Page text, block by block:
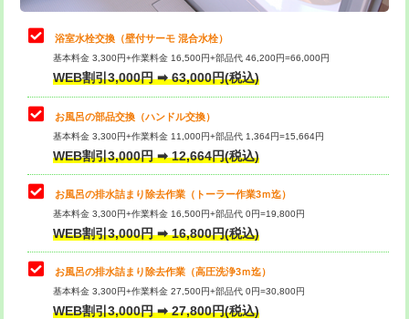
止水・漏水調査・防水処理・清掃・修
理・調整・分解・加工など（中作業）
22,000円
止水・漏水調査・防水処理・清掃・修
理・調整・分解・加工など（重作業）
33,000円
トイレタンク脱着
トイレ便器脱着
タンクレストイレ脱着 33,000円
小便器トイレ脱着
その他部品の脱着 8,800円～
交換・取付（タンク）
浴室水栓交換（壁付サーモ 混合水栓）
基本料金 3,300円+作業料金 16,500円+部品代 46,200円=66,000円
WEB割引3,000円 ➡ 63,000円(税込)
お風呂の部品交換（ハンドル交換）
基本料金 3,300円+作業料金 11,000円+部品代 1,364円=15,664円
WEB割引3,000円 ➡ 12,664円(税込)
お風呂の排水詰まり除去作業（トーラー作業3ｍ迄）
基本料金 3,300円+作業料金 16,500円+部品代 0円=19,800円
WEB割引3,000円 ➡ 16,800円(税込)
お風呂の排水詰まり除去作業（高圧洗浄3ｍ迄）
基本料金 3,300円+作業料金 27,500円+部品代 0円=30,800円
WEB割引3,000円 ➡ 27,800円(税込)